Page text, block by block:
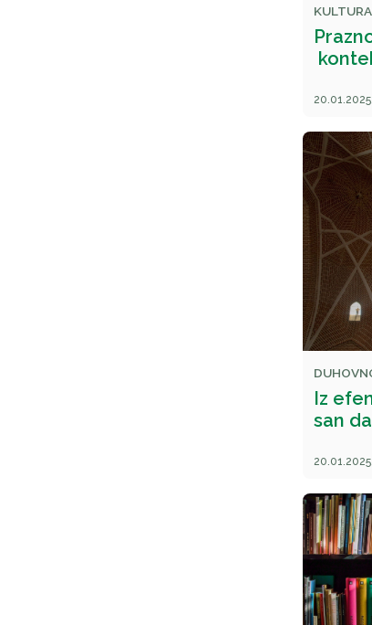
KULTURA
20.01.2025.
Iz
san
20.01.2025.